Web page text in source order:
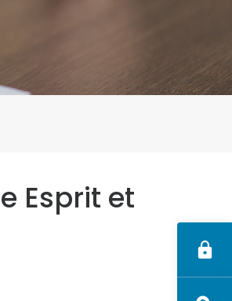
Publications et Rapports
d'activité
Esprit et